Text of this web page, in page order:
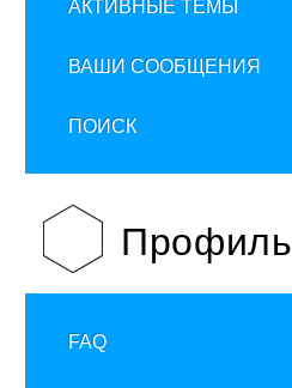
АКТИВНЫЕ ТЕМЫ
ВАШИ СООБЩЕНИЯ
ПОИСК
Профиль
FAQ